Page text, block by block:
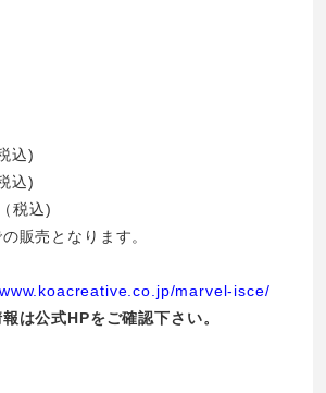
込)
込)
税込)
販売となります。
marvel-isce/
は公式HPをご確認下さい。